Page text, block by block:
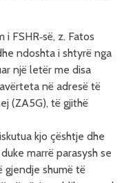
i FSHR‑së, z. Fatos
ndoshta i shtyrë nga
një letër me disa
në adresë të
(ZA5G), të gjithë
kjo çështje dhe
marrë parasysh se
gjendje shumë të